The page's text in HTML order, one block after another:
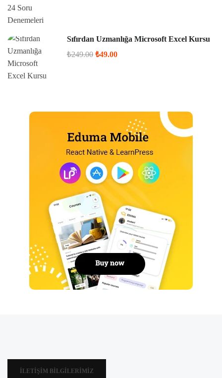
Sıfırdan Uzmanlığa Microsoft Excel Kursu
₺249.00 ₺49.00
İLETIŞIM BILGILERIMIZ